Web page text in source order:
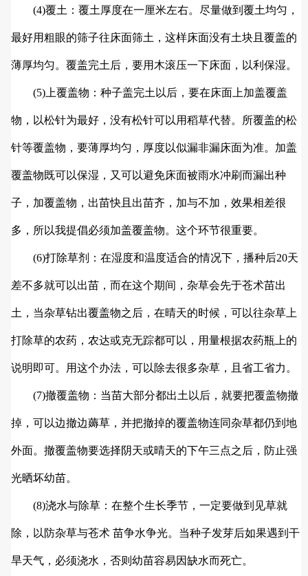
(4)覆土：覆土厚度在一厘米左右。尽量做到覆土均匀，
最好用粗眼的筛子往床面筛土，这样床面没有土块且覆盖的
薄厚均匀。覆盖完土后，要用木滚压一下床面，以利保湿。
(5)上覆盖物：种子盖完土以后，要在床面上加盖覆盖
物，以松针为最好，没有松针可以用稻草代替。所覆盖的松
针等覆盖物，要薄厚均匀，厚度以似漏非漏床面为准。加盖
覆盖物既可以保湿，又可以避免床面被雨水冲刷而漏出种
子，加覆盖物，出苗快且出苗齐，加与不加，效果相差很
多，所以我提倡必须加盖覆盖物。这个环节很重要。
(6)打除草剂：在湿度和温度适合的情况下，播种后20天
差不多就可以出苗，而在这个期间，杂草会先于苍术苗出
土，当杂草钻出覆盖物之后，在晴天的时候，可以往杂草上
打除草的农药，农达或克无踪都可以，用量根据农药瓶上的
说明即可。用这个办法，可以除去很多杂草，且省工省力。
(7)撤覆盖物：当苗大部分都出土以后，就要把覆盖物撤
掉，可以边撤边薅草，并把撤掉的覆盖物连同杂草都仍到地
外面。撤覆盖物要选择阴天或晴天的下午三点之后，防止强
光晒坏幼苗。
(8)浇水与除草：在整个生长季节，一定要做到见草就
除，以防杂草与苍术 苗争水争光。当种子发芽后如果遇到干
旱天气，必须浇水，否则幼苗容易因缺水而死亡。